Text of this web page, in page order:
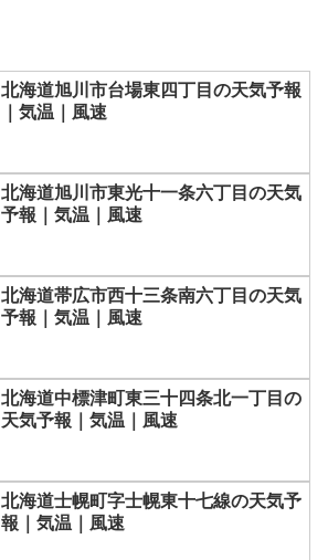
北海道旭川市台場東四丁目の天気予報
｜気温｜風速
北海道旭川市東光十一条六丁目の天気
予報｜気温｜風速
北海道帯広市西十三条南六丁目の天気
予報｜気温｜風速
北海道中標津町東三十四条北一丁目の
天気予報｜気温｜風速
北海道士幌町字士幌東十七線の天気予
報｜気温｜風速